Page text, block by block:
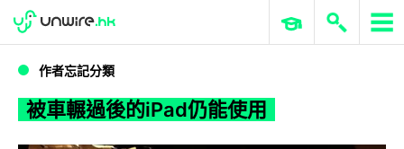
被車輾過後的iPad仍能使用
WWDC 2026 ERP 與商業 AI
作者忘記分類
被車輾過後的iPad仍能使用